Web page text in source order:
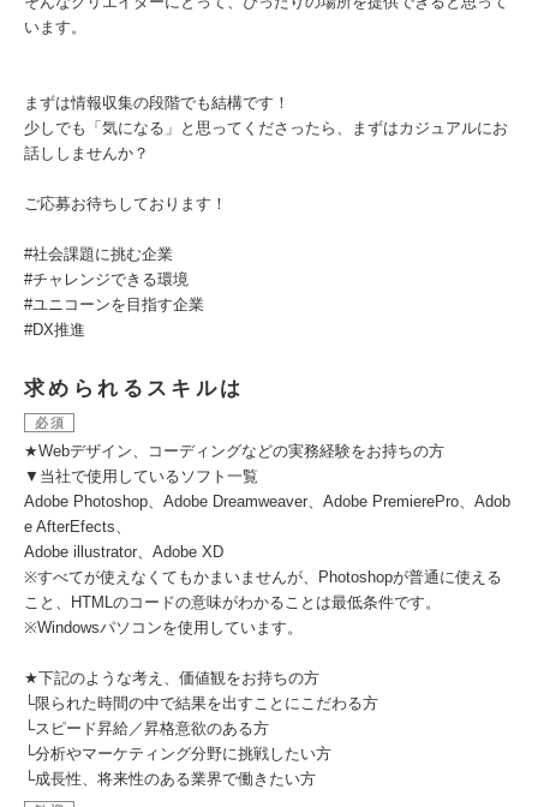
います。
まずは情報収集の段階でも結構です！
少しでも「気になる」と思ってくださったら、まずはカジュアルにお
話ししませんか？
ご応募お待ちしております！
#社会課題に挑む企業
#チャレンジできる環境
#ユニコーンを⽬指す企業
#DX推進
求められるスキルは
必須
★Webデザイン、コーディングなどの実務経験をお持ちの方
▼当社で使用しているソフト一覧
Adobe Photoshop、Adobe Dreamweaver、Adobe PremierePro、Adob
e AfterEfects、
Adobe illustrator、Adobe XD
※すべてが使えなくてもかまいませんが、Photoshopが普通に使える
こと、HTMLのコードの意味がわかることは最低条件です。
※Windowsパソコンを使用しています。
★下記のような考え、価値観をお持ちの方
└限られた時間の中で結果を出すことにこだわる方
└スピード昇給／昇格意欲のある方
└分析やマーケティング分野に挑戦したい方
└成長性、将来性のある業界で働きたい方